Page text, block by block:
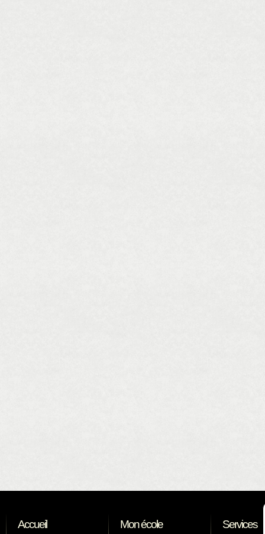
Accueil Mon école Services